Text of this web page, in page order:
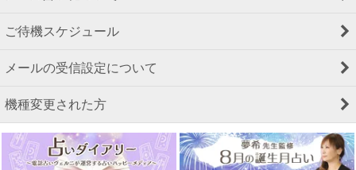
ご待機スケジュール
メールの受信設定について
機種変更された方